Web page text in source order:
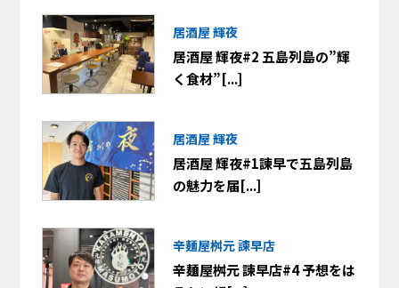
居酒屋 輝夜
居酒屋 輝夜#2 五島列島の”輝
く食材”[...]
居酒屋 輝夜
居酒屋 輝夜#1諫早で五島列島
の魅力を届[...]
辛麺屋桝元 諫早店
辛麺屋桝元 諫早店#4 予想をは